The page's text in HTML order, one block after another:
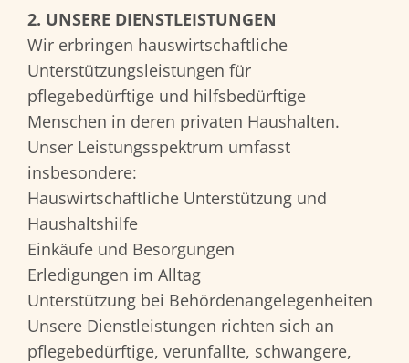
2. UNSERE DIENSTLEISTUNGEN
Wir erbringen hauswirtschaftliche
Unterstützungsleistungen für
pflegebedürftige und hilfsbedürftige
Menschen in deren privaten Haushalten.
Unser Leistungsspektrum umfasst
insbesondere:
Hauswirtschaftliche Unterstützung und
Haushaltshilfe
Einkäufe und Besorgungen
Erledigungen im Alltag
Unterstützung bei Behördenangelegenheiten
Unsere Dienstleistungen richten sich an
pflegebedürftige, verunfallte, schwangere,